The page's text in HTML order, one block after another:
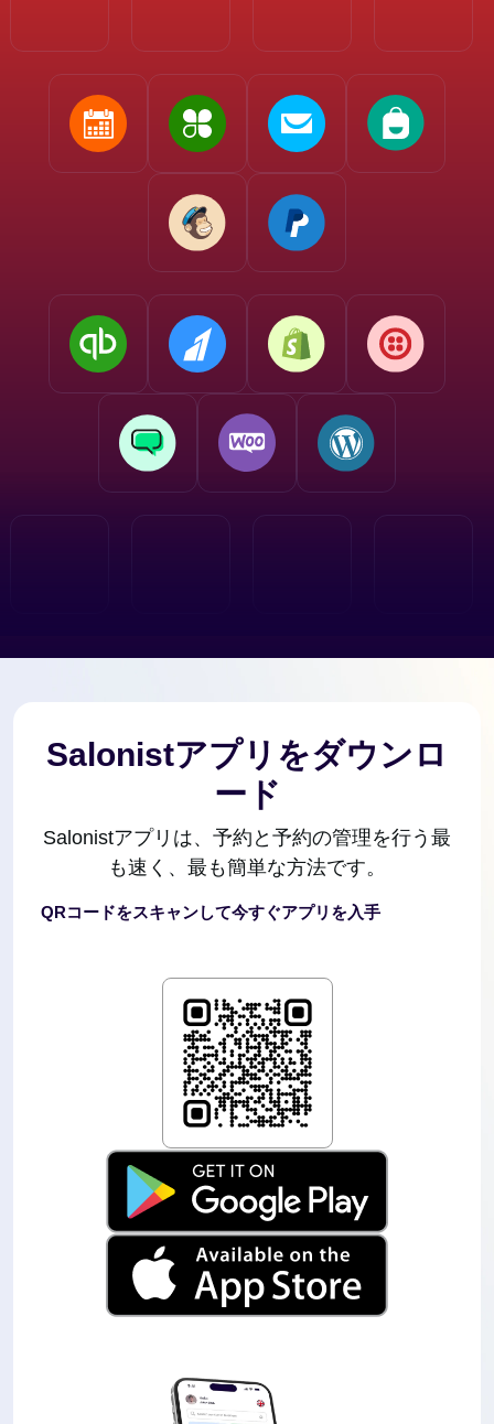
Salonistアプリをダウンロ
ード
Salonistアプリは、予約と予約の管理を行う最
も速く、最も簡単な方法です。
QRコードをスキャンして今すぐアプリを入手